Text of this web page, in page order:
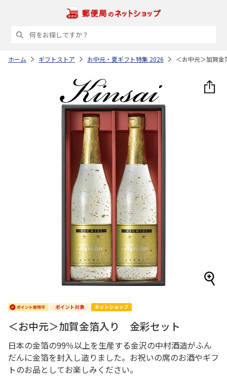
ホーム ギフトストア お中元・夏ギフト特集 2026 ＜お中元＞加賀
＜お中元＞加賀金箔入り 金彩セット
日本の金箔の99％以上を生産する金沢の中村酒造がふん
だんに金箔を封入し造りました。お祝いの席のお酒やギフ
トのお品としてお楽しみください。